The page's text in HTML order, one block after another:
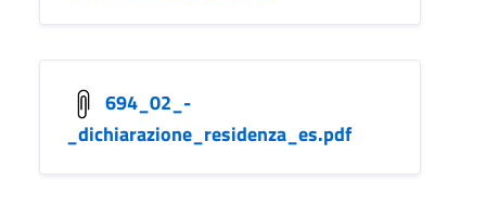
694_02_-
_dichiarazione_residenza_es.pdf